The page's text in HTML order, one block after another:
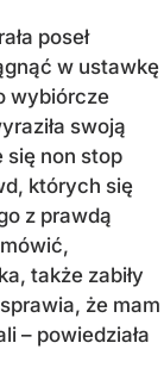
poseł
w ustawkę
wybiórcze
swoją
się non stop
których się
z prawdą
także zabiły
że mam
– powiedziała